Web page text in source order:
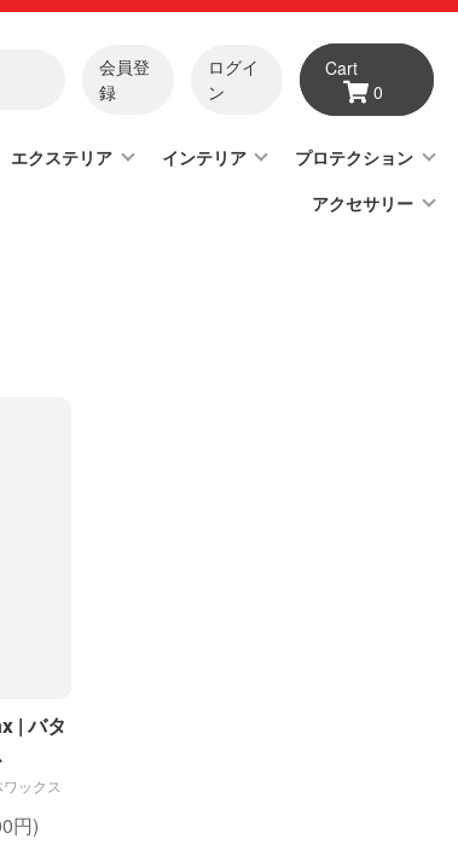
会員登
録
ログイ
ン
Cart
0
エクステリア インテリア
プロテクション
アクセサリー
| バタ
ックス
円)